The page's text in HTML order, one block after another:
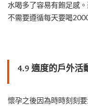
水喝多了容易有飽足感
不需要遵循每天要喝
4.9 適度的戶外活
懷孕之後因為時時刻刻